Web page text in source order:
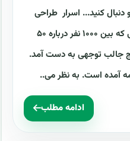
دنبال کنید... اسرار طراحی
لوگو برندهای بزرگ در یک بررسی که بین ۱۰۰۰ نفر درباره ۵۰
جالب توجهی به دست آمد.
آمده است. به نظر می..
ادامه مطلب